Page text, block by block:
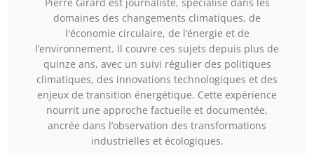
domaines des changements climatiques, de
l'économie circulaire, de l’énergie et de
l’environnement. Il couvre ces sujets depuis plus de
quinze ans, avec un suivi régulier des politiques
climatiques, des innovations technologiques et des
enjeux de transition énergétique. Cette expérience
nourrit une approche factuelle et documentée,
ancrée dans l’observation des transformations
industrielles et écologiques.